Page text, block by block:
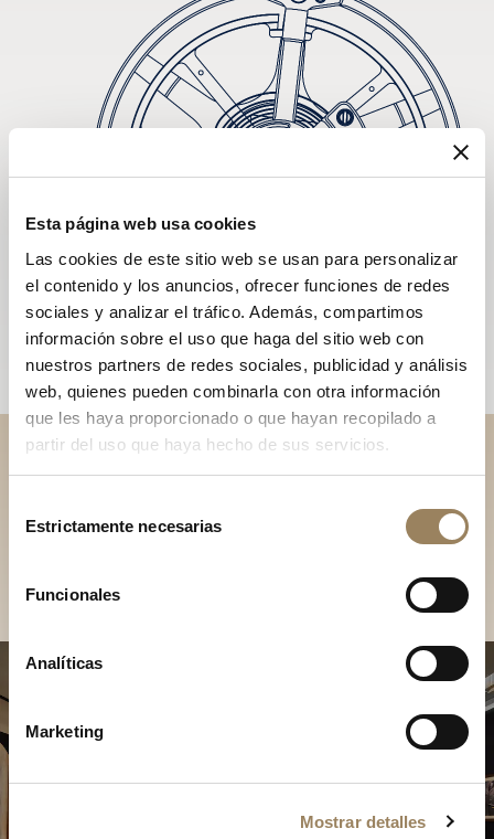
Esta página web usa cookies
Las cookies de este sitio web se usan para personalizar
el contenido y los anuncios, ofrecer funciones de redes
sociales y analizar el tráfico. Además, compartimos
información sobre el uso que haga del sitio web con
nuestros partners de redes sociales, publicidad y análisis
web, quienes pueden combinarla con otra información
que les haya proporcionado o que hayan recopilado a
partir del uso que haya hecho de sus servicios.
Estrictamente necesarias
Funcionales
Analíticas
Marketing
Mostrar detalles
Descubra nuestras
colecciones en boutique